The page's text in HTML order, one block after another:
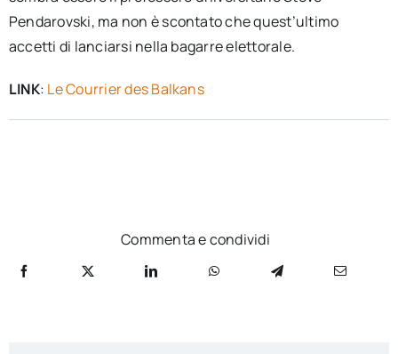
Pendarovski, ma non è scontato che quest’ultimo
accetti di lanciarsi nella bagarre elettorale.
LINK: Le Courrier des Balkans
Commenta e condividi